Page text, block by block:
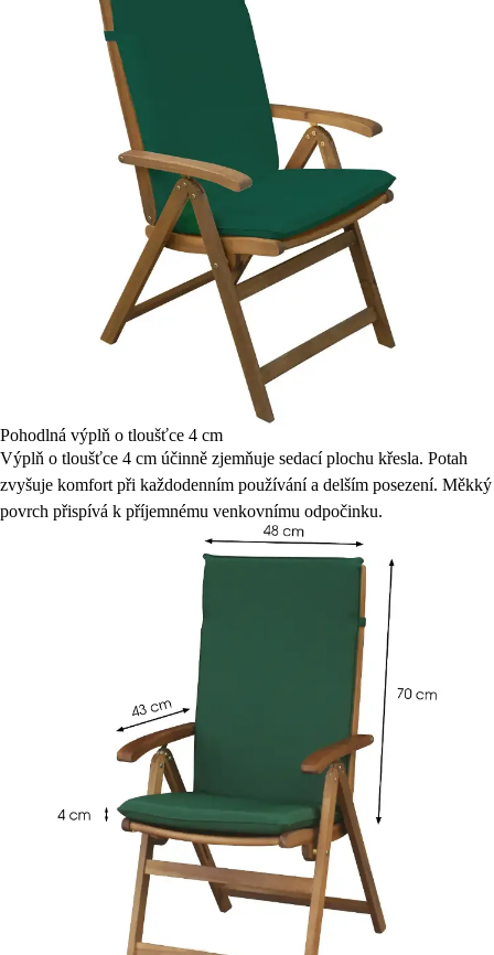
Pohodlná výplň o tloušťce 4 cm
Výplň o tloušťce 4 cm účinně zjemňuje sedací plochu křesla. Potah
zvyšuje komfort při každodenním používání a delším posezení. Měkký
povrch přispívá k příjemnému venkovnímu odpočinku.